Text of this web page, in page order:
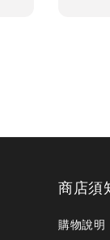
商店須
購物說明